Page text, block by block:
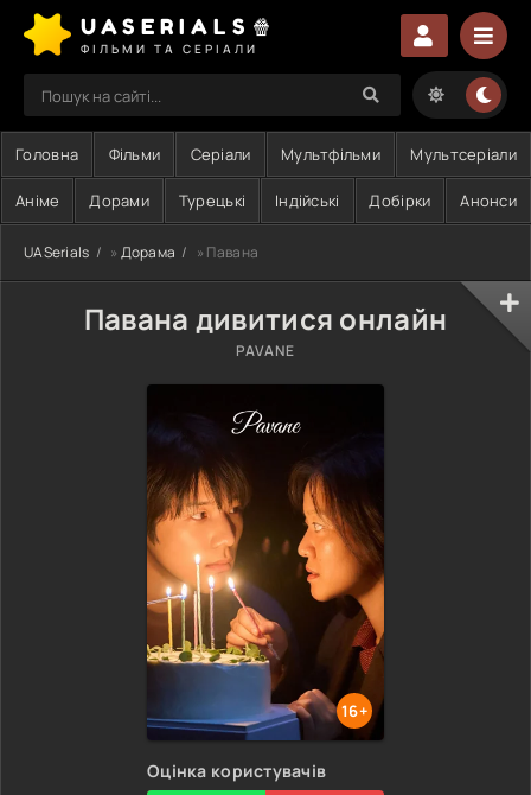
UASERIALS🍿
ФІЛЬМИ ТА СЕРІАЛИ
Головна Фільми Серіали Мультфільми Мультсеріали
Аніме Дорами Турецькі Індійські Добірки Анонси
UASerials » Дорама » Павана
Павана дивитися онлайн
PAVANE
16+
Оцінка користувачів